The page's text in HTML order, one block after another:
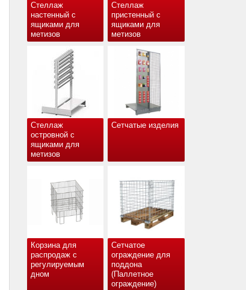
Стеллаж
настенный с
ящиками для
метизов
Стеллаж
пристенный с
ящиками для
метизов
Стеллаж
островной с
ящиками для
метизов
Сетчатые изделия
Корзина для
распродаж с
регулируемым
дном
Сетчатое
ограждение для
поддона
(Паллетное
ограждение)